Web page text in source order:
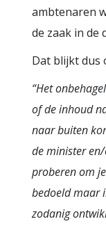
ambtenaren
de zaak in de
Dat blijkt dus
“Het
of de inhoud
naar buiten
de minister
proberen om
bedoeld maar
zodanig